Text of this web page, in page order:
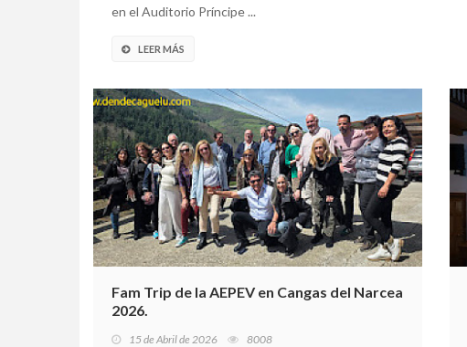
en el Auditorio Príncipe ...
LEER MÁS
Fam Trip de la AEPEV en Cangas del Narcea
2026.
15 de Abril de 2026 8008